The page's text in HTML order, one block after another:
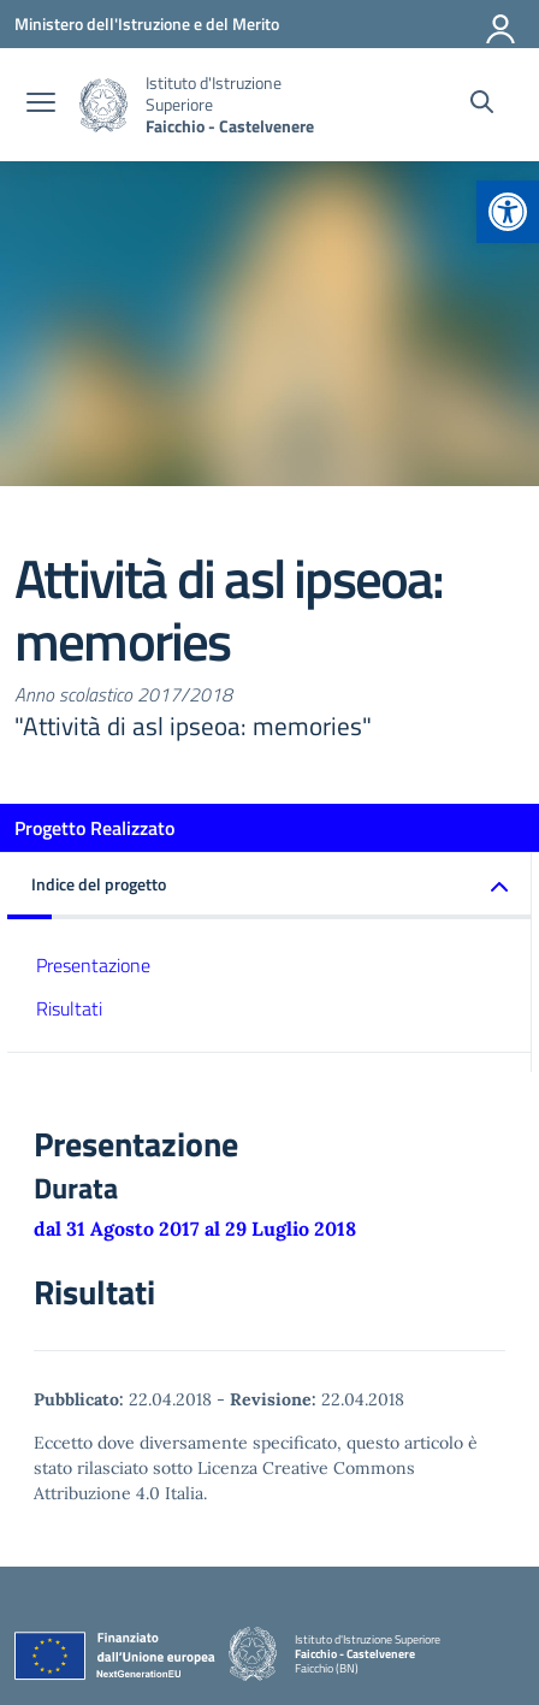
Vai ai contenuti
Vai al menu di navigazione
Vai al footer
Ministero dell'Istruzione e del Merito
Istituto d'Istruzione
Superiore
Faicchio - Castelvenere
Attività di asl ipseoa:
memories
Anno scolastico 2017/2018
"Attività di asl ipseoa: memories"
Progetto Realizzato
Indice del progetto
Presentazione
Risultati
Presentazione
Durata
dal 31 Agosto 2017 al 29 Luglio 2018
Risultati
Pubblicato: 22.04.2018 - Revisione: 22.04.2018
Eccetto dove diversamente specificato, questo articolo è
stato rilasciato sotto Licenza Creative Commons
Attribuzione 4.0 Italia.
Istituto d'Istruzione Superiore
Faicchio - Castelvenere
Faicchio (BN)